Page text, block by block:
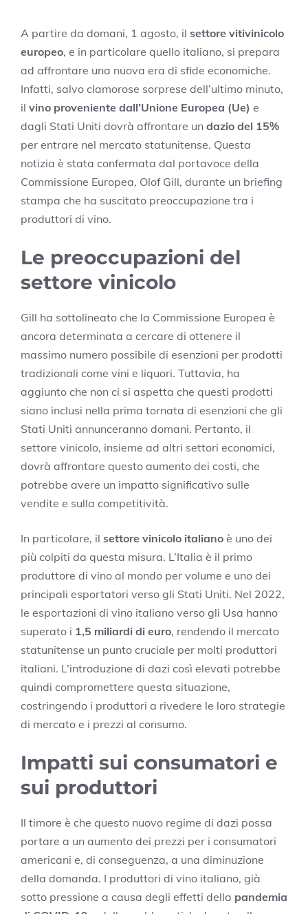
A partire da domani, 1 agosto, il settore vitivinicolo
europeo, e in particolare quello italiano, si prepara
ad affrontare una nuova era di sfide economiche.
Infatti, salvo clamorose sorprese dell’ultimo minuto,
il vino proveniente dall’Unione Europea (Ue) e
dagli Stati Uniti dovrà affrontare un dazio del 15%
per entrare nel mercato statunitense. Questa
notizia è stata confermata dal portavoce della
Commissione Europea, Olof Gill, durante un briefing
stampa che ha suscitato preoccupazione tra i
produttori di vino.
Le preoccupazioni del
settore vinicolo
Gill ha sottolineato che la Commissione Europea è
ancora determinata a cercare di ottenere il
massimo numero possibile di esenzioni per prodotti
tradizionali come vini e liquori. Tuttavia, ha
aggiunto che non ci si aspetta che questi prodotti
siano inclusi nella prima tornata di esenzioni che gli
Stati Uniti annunceranno domani. Pertanto, il
settore vinicolo, insieme ad altri settori economici,
dovrà affrontare questo aumento dei costi, che
potrebbe avere un impatto significativo sulle
vendite e sulla competitività.
In particolare, il settore vinicolo italiano è uno dei
più colpiti da questa misura. L’Italia è il primo
produttore di vino al mondo per volume e uno dei
principali esportatori verso gli Stati Uniti. Nel 2022,
le esportazioni di vino italiano verso gli Usa hanno
superato i 1,5 miliardi di euro, rendendo il mercato
statunitense un punto cruciale per molti produttori
italiani. L’introduzione di dazi così elevati potrebbe
quindi compromettere questa situazione,
costringendo i produttori a rivedere le loro strategie
di mercato e i prezzi al consumo.
Impatti sui consumatori e
sui produttori
Il timore è che questo nuovo regime di dazi possa
portare a un aumento dei prezzi per i consumatori
americani e, di conseguenza, a una diminuzione
della domanda. I produttori di vino italiano, già
sotto pressione a causa degli effetti della pandemia